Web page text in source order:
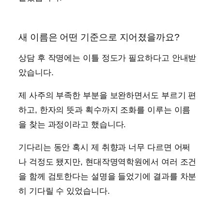
새 이름은 어떤 기준으로 지어졌을까요?
상담 후 작명에는 이틀 정도가 필요하다고 안내받
았습니다.
제 사주의 부족한 부분을 보완하면서도 부르기 편
하고, 한자의 뜻과 획수까지 조화를 이루는 이름
을 찾는 과정이라고 했습니다.
기다리는 동안 혹시 제 취향과 너무 다르면 어쩌
나 걱정도 됐지만, 현대작명역학원에서 여러 조건
을 함께 검토한다는 설명을 들었기에 결과를 차분
히 기다릴 수 있었습니다.